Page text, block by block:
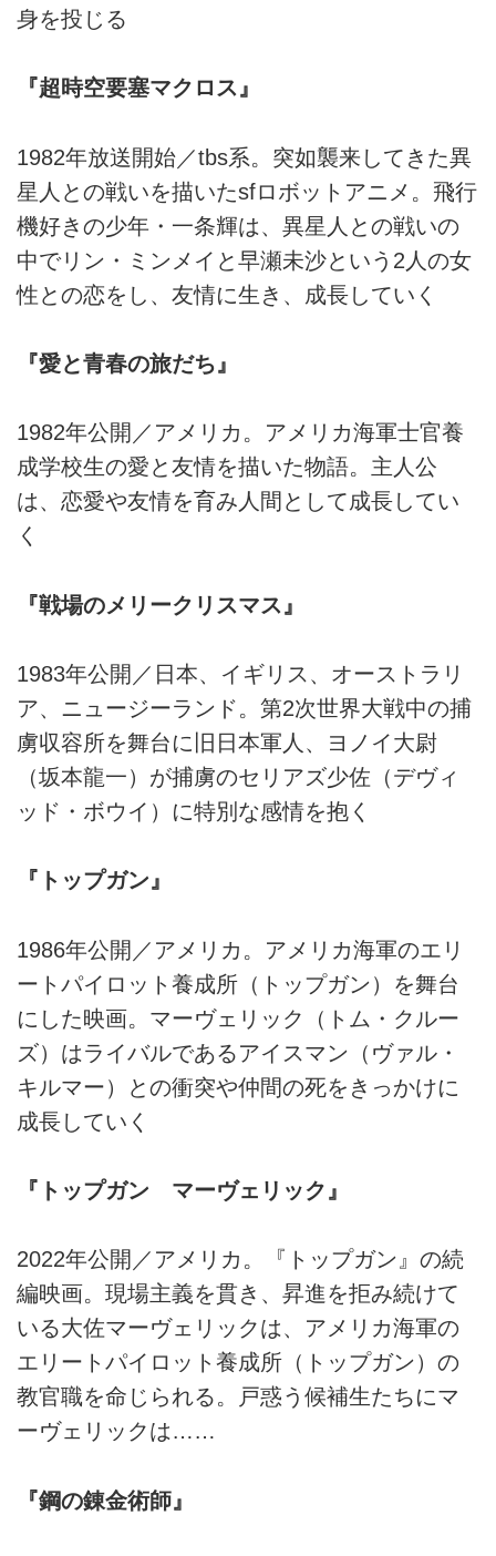
身を投じる
『超時空要塞マクロス』
1982年放送開始／tbs系。突如襲来してきた異
星人との戦いを描いたsfロボットアニメ。飛行
機好きの少年・一条輝は、異星人との戦いの
中でリン・ミンメイと早瀬未沙という2人の女
性との恋をし、友情に生き、成長していく
『愛と青春の旅だち』
1982年公開／アメリカ。アメリカ海軍士官養
成学校生の愛と友情を描いた物語。主人公
は、恋愛や友情を育み人間として成長してい
く
『戦場のメリークリスマス』
1983年公開／日本、イギリス、オーストラリ
ア、ニュージーランド。第2次世界大戦中の捕
虜収容所を舞台に旧日本軍人、ヨノイ大尉
（坂本龍一）が捕虜のセリアズ少佐（デヴィ
ッド・ボウイ）に特別な感情を抱く
『トップガン』
1986年公開／アメリカ。アメリカ海軍のエリ
ートパイロット養成所（トップガン）を舞台
にした映画。マーヴェリック（トム・クルー
ズ）はライバルであるアイスマン（ヴァル・
キルマー）との衝突や仲間の死をきっかけに
成長していく
『トップガン マーヴェリック』
2022年公開／アメリカ。『トップガン』の続
編映画。現場主義を貫き、昇進を拒み続けて
いる大佐マーヴェリックは、アメリカ海軍の
エリートパイロット養成所（トップガン）の
教官職を命じられる。戸惑う候補生たちにマ
ーヴェリックは……
『鋼の錬金術師』